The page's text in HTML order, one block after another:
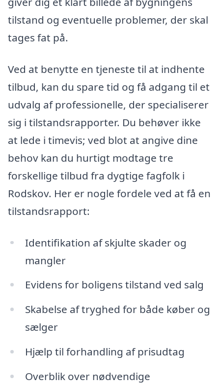
tilstand og eventuelle problemer, der skal
tages fat på.
Ved at benytte en tjeneste til at indhente
tilbud, kan du spare tid og få adgang til et
udvalg af professionelle, der specialiserer
sig i tilstandsrapporter. Du behøver ikke
at lede i timevis; ved blot at angive dine
behov kan du hurtigt modtage tre
forskellige tilbud fra dygtige fagfolk i
Rodskov. Her er nogle fordele ved at få en
tilstandsrapport:
Identifikation af skjulte skader og
mangler
Evidens for boligens tilstand ved salg
Skabelse af tryghed for både køber og
sælger
Hjælp til forhandling af prisudtag
Overblik over nødvendige